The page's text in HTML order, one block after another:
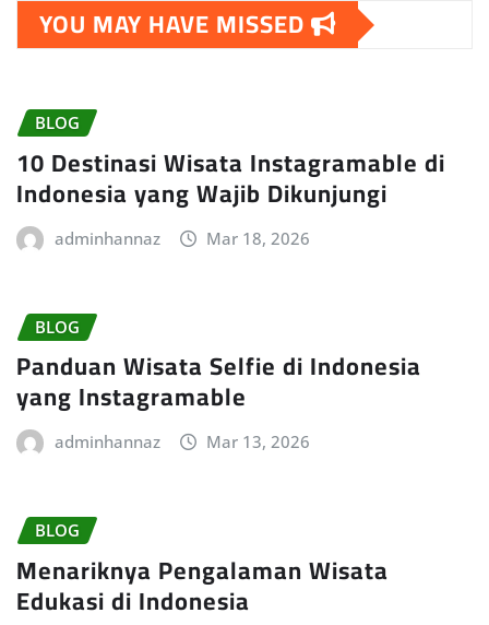
YOU MAY HAVE MISSED
BLOG
10 Destinasi Wisata Instagramable di
Indonesia yang Wajib Dikunjungi
adminhannaz Mar 18, 2026
BLOG
Panduan Wisata Selfie di Indonesia
yang Instagramable
adminhannaz Mar 13, 2026
BLOG
Menariknya Pengalaman Wisata
Edukasi di Indonesia